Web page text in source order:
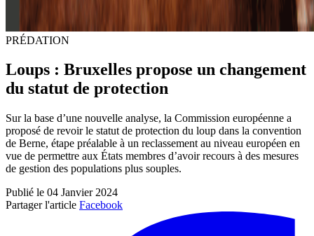
PRÉDATION
Loups : Bruxelles propose un changement
du statut de protection
Sur la base d’une nouvelle analyse, la Commission européenne a
proposé de revoir le statut de protection du loup dans la convention
de Berne, étape préalable à un reclassement au niveau européen en
vue de permettre aux États membres d’avoir recours à des mesures
de gestion des populations plus souples.
Publié le 04 Janvier 2024
Partager l'article Facebook